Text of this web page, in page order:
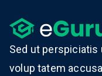
Sed ut
volup tatem